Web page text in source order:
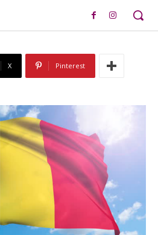
X Pinterest